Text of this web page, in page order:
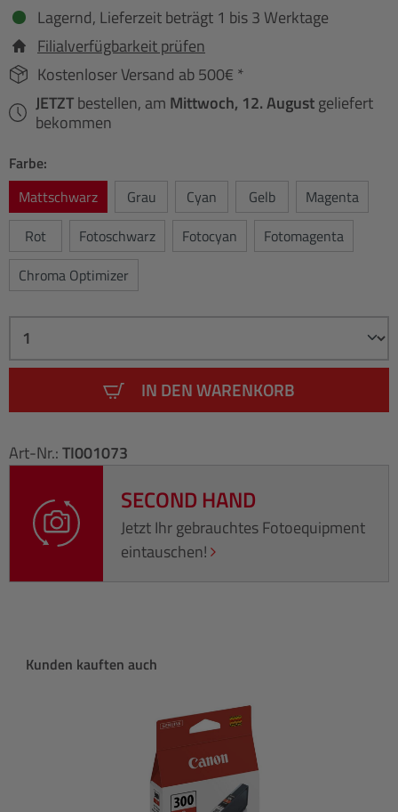
Lagernd, Lieferzeit beträgt 1 bis 3 Werktage
Filialverfügbarkeit prüfen
Kostenloser Versand ab 500€ *
JETZTbestellen, am Mittwoch, 12. Augustgeliefert
bekommen
Farbe:
Mattschwarz
Grau Cyan Gelb
Magenta
Rot
Fotoschwarz Fotocyan
Fotomagenta
Chroma Optimizer
IN DEN WARENKORB
Art-Nr.:TI001073
SECOND HAND
Jetzt Ihr gebrauchtes Fotoequipment
eintauschen!
Produktgalerie überspringen
Kunden kauften auch